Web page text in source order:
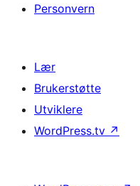
Personvern
Lær
Brukerstøtte
Utviklere
WordPress.tv ↗